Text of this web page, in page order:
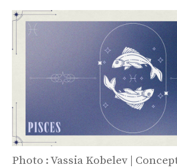
Photo : Vassia Kobelev |